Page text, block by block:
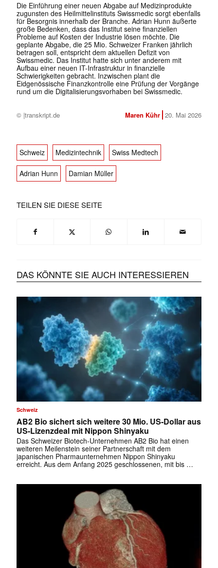
Die Einführung einer neuen Abgabe auf Medizinprodukte
zugunsten des Heilmittelinstituts Swissmedic sorgt ebenfalls
für Besorgnis innerhalb der Branche. Adrian Hunn äußerte
große Bedenken, dass das Institut seine finanziellen
Probleme auf Kosten der Industrie lösen möchte. Die
geplante Abgabe, die 25 Mio. Schweizer Franken jährlich
betragen soll, entspricht dem aktuellen Defizit von
Swissmedic. Das Institut hatte sich unter anderem mit
Aufbau einer neuen IT-Infrastruktur in finanzielle
Schwierigkeiten gebracht. Inzwischen plant die
Eidgenössische Finanzkontrolle eine Prüfung der Vorgänge
rund um die Digitalisierungsvorhaben bei Swissmedic.
© |transkript.de Maren Kühr 20. Mai 2026
Schweiz Medizintechnik Swiss Medtech
Adrian Hunn Damian Müller
TEILEN SIE DIESE SEITE
DAS KÖNNTE SIE AUCH INTERESSIEREN
Schweiz
AB2 Bio sichert sich weitere 30 Mio. US-Dollar aus
US-Lizenzdeal mit Nippon Shinyaku
Das Schweizer Biotech-Unternehmen AB2 Bio hat einen
weiteren Meilenstein seiner Partnerschaft mit dem
japanischen Pharmaunternehmen Nippon Shinyaku
erreicht. Aus dem Anfang 2025 geschlossenen, mit bis …